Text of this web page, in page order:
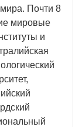
Почти 8
мировые
и